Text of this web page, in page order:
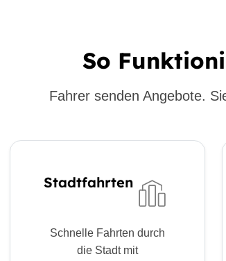
So
Fahrer senden Angebote.
Stadtfahrten
Schnelle Fahrten durch
die Stadt mit